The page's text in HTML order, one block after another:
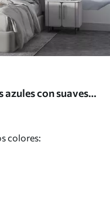
con suaves
detalles, sobre
colores: